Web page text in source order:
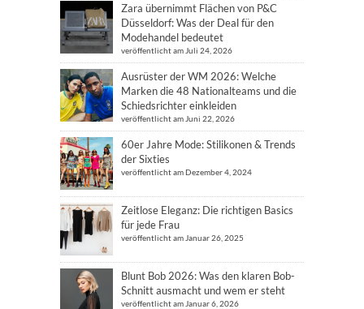
Zara übernimmt Flächen von P&C
Düsseldorf: Was der Deal für den
Modehandel bedeutet
veröffentlicht am Juli 24, 2026
Ausrüster der WM 2026: Welche
Marken die 48 Nationalteams und die
Schiedsrichter einkleiden
veröffentlicht am Juni 22, 2026
60er Jahre Mode: Stilikonen & Trends
der Sixties
veröffentlicht am Dezember 4, 2024
Zeitlose Eleganz: Die richtigen Basics
für jede Frau
veröffentlicht am Januar 26, 2025
Blunt Bob 2026: Was den klaren Bob-
Schnitt ausmacht und wem er steht
veröffentlicht am Januar 6, 2026